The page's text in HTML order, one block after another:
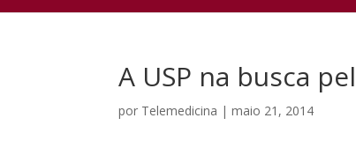
A USP na busca
por Telemedicina |maio 21, 2014